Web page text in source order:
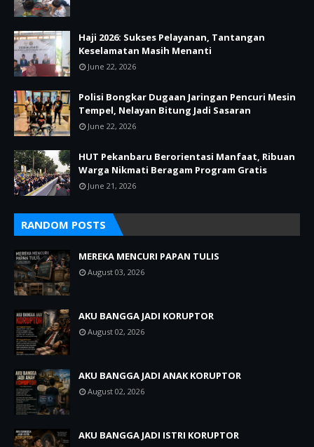
Haji 2026: Sukses Pelayanan, Tantangan
Keselamatan Masih Menanti
June 22, 2026
Polisi Bongkar Dugaan Jaringan Pencuri Mesin
Tempel, Nelayan Bitung Jadi Sasaran
June 22, 2026
HUT Pekanbaru Berorientasi Manfaat, Ribuan
Warga Nikmati Beragam Program Gratis
June 21, 2026
RANDOM POSTS
MEREKA MENCURI PAPAN TULIS
August 03, 2026
AKU BANGGA JADI KORUPTOR
August 02, 2026
AKU BANGGA JADI ANAK KORUPTOR
August 02, 2026
AKU BANGGA JADI ISTRI KORUPTOR